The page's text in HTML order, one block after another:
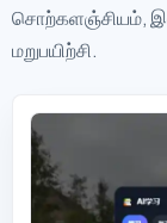
சொற்களஞ்சியம்,
மறுபயிற்சி.